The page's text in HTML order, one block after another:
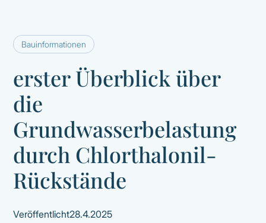
Bauinformationen
erster Überblick über
die
Grundwasserbelastung
durch Chlorthalonil-
Rückstände
Veröffentlicht28.4.2025